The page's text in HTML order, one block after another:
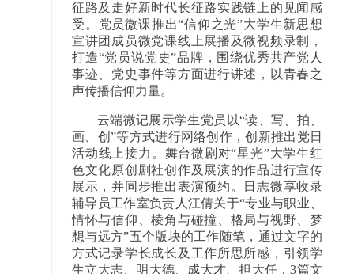
征路及走好新时代长征路实践链上的见闻感
受。党员微课推出“信仰之光”大学生新思想
宣讲团成员微党课线上展播及微视频录制，
打造“党员说党史”品牌，围绕优秀共产党人
事迹、党史事件等方面进行讲述，以青春之
声传播信仰力量。
云端微记展示学生党员以“读、写、拍、
画、创”等方式进行网络创作，创新推出党日
活动线上接力。舞台微剧对“星光”大学生红
色文化原创剧社创作及展演的作品进行宣传
展示，并同步推出表演预约。日志微享收录
辅导员工作室负责人江倩关于“专业与职业、
情怀与信仰、棱角与碰撞、格局与视野、梦
想与远方”五个版块的工作随笔，通过文字的
方式记录学长成长及工作所思所感，引领学
生立大志、明大德、成大才、担大任，3篇文